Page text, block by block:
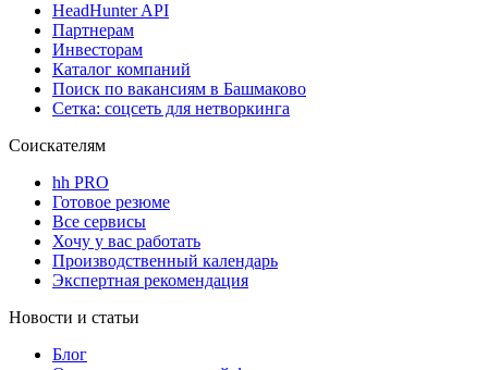
HeadHunter API
Партнерам
Инвесторам
Каталог компаний
Поиск по вакансиям в Башмаково
Сетка: соцсеть для нетворкинга
Соискателям
hh PRO
Готовое резюме
Все сервисы
Хочу у вас работать
Производственный календарь
Экспертная рекомендация
Новости и статьи
Блог